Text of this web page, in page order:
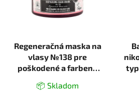
Regeneračná maska na
vlasy №138 pre
poškodené a farbené
Konopka's
📦 Skladom